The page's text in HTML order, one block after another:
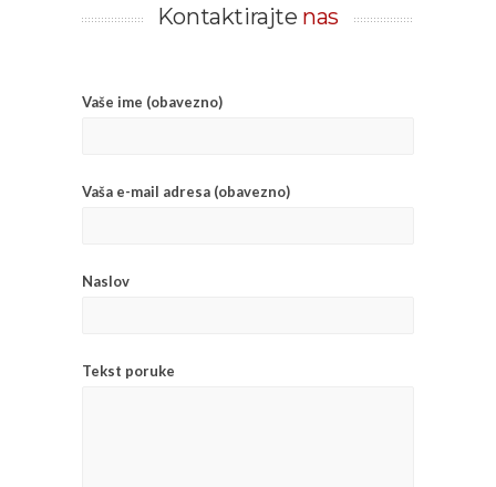
Kontaktirajte nas
Vaše ime (obavezno)
Vaša e-mail adresa (obavezno)
Naslov
Tekst poruke